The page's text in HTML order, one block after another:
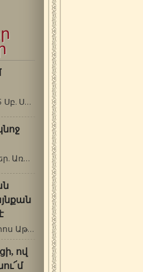
Հունվարի 2/15 Սբ. Սերաֆիմը (Մկրտության…
Ընթերցումներ. Առաք.: Գործք 11.…
Սբ. Պաիսիոս Աթոսացի (1924-1994թթ.)…
ով